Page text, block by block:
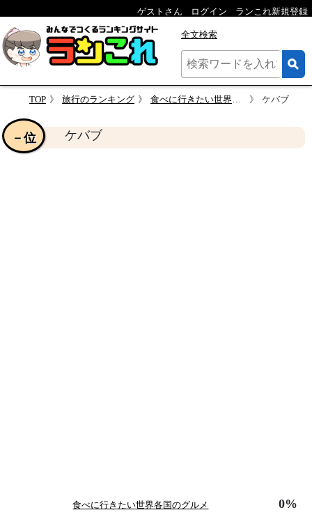
ゲストさん ログイン ランこれ新規登録
全文検索
TOP 旅行のランキング 食べに行きたい世界各国のグルメ ケバブ
ケバブ
－位
食べに行きたい世界各国のグルメ 0%